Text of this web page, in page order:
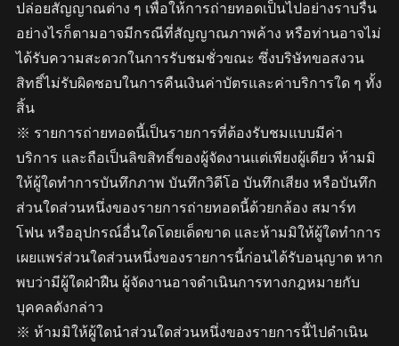
ปล่อยสัญญาณต่าง ๆ เพื่อให้การถ่ายทอดเป็นไปอย่างราบรื่น
อย่างไรก็ตามอาจมีกรณีที่สัญญาณภาพค้าง หรือท่านอาจไม่
ได้รับความสะดวกในการรับชมชั่วขณะ ซึ่งบริษัทขอสงวน
สิทธิ์ไม่รับผิดชอบในการคืนเงินค่าบัตรและค่าบริการใด ๆ ทั้ง
สิ้น
※ รายการถ่ายทอดนี้เป็นรายการที่ต้องรับชมแบบมีค่า
บริการ และถือเป็นลิขสิทธิ์ของผู้จัดงานแต่เพียงผู้เดียว ห้ามมิ
ให้ผู้ใดทำการบันทึกภาพ บันทึกวิดีโอ บันทึกเสียง หรือบันทึก
ส่วนใดส่วนหนึ่งของรายการถ่ายทอดนี้ด้วยกล้อง สมาร์ท
โฟน หรืออุปกรณ์อื่นใดโดยเด็ดขาด และห้ามมิให้ผู้ใดทำการ
เผยแพร่ส่วนใดส่วนหนึ่งของรายการนี้ก่อนได้รับอนุญาต หาก
พบว่ามีผู้ใดฝ่าฝืน ผู้จัดงานอาจดำเนินการทางกฎหมายกับ
บุคคลดังกล่าว
※ ห้ามมิให้ผู้ใดนำส่วนใดส่วนหนึ่งของรายการนี้ไปดำเนิน